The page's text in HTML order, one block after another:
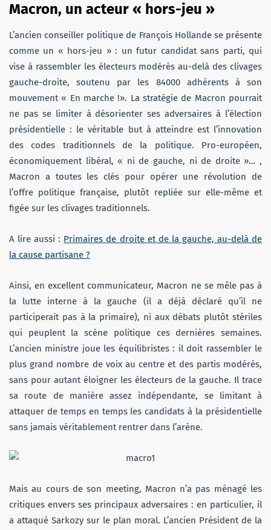
Macron, un acteur « hors-jeu »
L’ancien conseiller politique de François Hollande se présente
comme un « hors-jeu » : un futur candidat sans parti, qui
vise à rassembler les électeurs modérés au-delà des clivages
gauche-droite, soutenu par les 84000 adhérents à son
mouvement « En marche !». La stratégie de Macron pourrait
ne pas se limiter à désorienter ses adversaires à l’élection
présidentielle : le véritable but à atteindre est l’innovation
des codes traditionnels de la politique. Pro-européen,
économiquement libéral, « ni de gauche, ni de droite »… ,
Macron a toutes les clés pour opérer une révolution de
l’offre politique française, plutôt repliée sur elle-même et
figée sur les clivages traditionnels.
A lire aussi : Primaires de droite et de la gauche, au-delà de
la cause partisane ?
Ainsi, en excellent communicateur, Macron ne se mêle pas à
la lutte interne à la gauche (il a déjà déclaré qu’il ne
participerait pas à la primaire), ni aux débats plutôt stériles
qui peuplent la scène politique ces dernières semaines.
L’ancien ministre joue les équilibristes : il doit rassembler le
plus grand nombre de voix au centre et des partis modérés,
sans pour autant éloigner les électeurs de la gauche. Il trace
sa route de manière assez indépendante, se limitant à
attaquer de temps en temps les candidats à la présidentielle
sans jamais véritablement rentrer dans l’arène.
Mais au cours de son meeting, Macron n’a pas ménagé les
critiques envers ses principaux adversaires : en particulier, il
a attaqué Sarkozy sur le plan moral. L’ancien Président de la